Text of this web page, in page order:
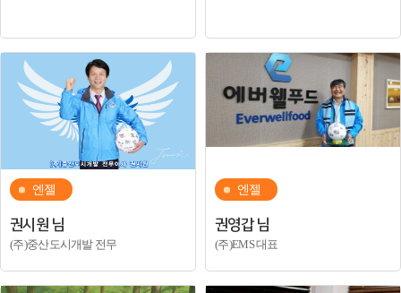
엔젤
권시원 님
(주)중산도시개발 전무
엔젤
권영갑 님
(주)EMS 대표